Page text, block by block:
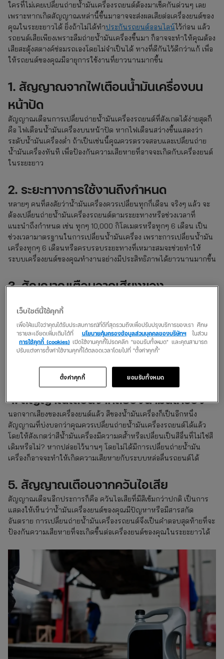
ใครที่ไม่เคยเปลี่ยนถ่ายน้ำมันเครื่องรถยนต์ต้องมาเช็คกันด่วนๆ เลย
เพราะหากเกิดสัญญาณเหล่านี้ขึ้นมาอาจจะส่งผลเสียต่อเครื่องยนต์ของ
คุณในระยะยาวได้ ยิ่งถ้าไม่ได้ทำประกันรถยนต์ออนไลน์ไว้ก่อน แล้ว
รถยนต์เสียเพียงเพราะลืมถ่ายน้ำมันเครื่องขึ้นมา ก็อาจจะทำให้คุณต้อง
เสียสะตุ้งสตางค์ซ่อมรถเองโดยไม่จำเป็นได้ ทางที่ดีกันไว้ดีกว่าแก้ เพื่อ
ให้รถยนต์ของคุณมีอายุการใช้งานที่ยาวนานมากขึ้น
1. สัญญาณจากไฟเตือนน้ำมันเครื่องบน
หน้าปัด
สัญญาณเตือนการเปลี่ยนถ่ายน้ำมันเครื่องรถยนต์ที่สังเกตได้ง่ายสุดก็
คือ ไฟเตือนน้ำมันเครื่องบนหน้าปัด หากไฟเตือนสว่างขึ้นแสดงว่า
ระดับน้ำมันเครื่องต่ำ ถ้าเป็นเช่นนี้คุณควรตรวจสอบและเปลี่ยนถ่าย
น้ำมันเครื่องทันที เพื่อป้องกันความเสียหายที่อาจจะเกิดกับเครื่องยนต์
ในระยะยาว
2. ระยะทางการใช้งานถึงกำหนด
หลายๆ คนที่สงสัยว่าน้ำมันเครื่องควรเปลี่ยนทุกกี่เดือน จริงๆ แล้ว จะ
ต้องเปลี่ยนถ่ายน้ำมันเครื่องรถยนต์ตามระยะทางหรือช่วงเวลาที่
แนะนำถึงกำหนด เช่น ทุกๆ 10,000 กิโลเมตรหรือทุกๆ 6 เดือน เป็น
ช่วงเวลามาตรฐานในการเปลี่ยนน้ำมันเครื่อง เพราะการเปลี่ยนน้ำมัน
เครื่องทุกๆ 6 เดือนหรือครบรอบระยะทางที่เหมาะสมจะช่วยทำให้
ระบบเครื่องยนต์ของคุณทำงานอย่างมีประสิทธิภาพได้ยาวนานมากขึ้น
3. สัญญาณเตือนจากเสียงของ
เครื่องยนต์
เสียงเครื่องยนต์ที่ผิดปกติอาจเป็นสัญญาณเตือนสำคัญ ที่แสดงว่า
รถยนต์ของคุณกำลังเกิดปัญหาบางอย่างเกี่ยวกับน้ำมันเครื่องหรือ
ระบบหล่อลื่น หากมีสัญญาณเหล่านี้ควรตรวจสอบทันทีและจัดการ
เปลี่ยนถ่ายน้ำมันเครื่องรถยนต์เพื่อป้องกันความเสียหายในระยะยาว
การเดินทางของคุณด้วยรถยนต์ปลอดภัยยิ่งขึ้น!
4. สัญญาณเตือนจากสีของน้ำมันเครื่อง
นอกจากเสียงของเครื่องยนต์แล้ว สีของน้ำมันเครื่องก็เป็นอีกหนึ่ง
สัญญาณที่บ่งบอกว่าคุณควรเปลี่ยนถ่ายน้ำมันเครื่องรถยนต์ได้แล้ว
โดยให้สังเกตว่าสีน้ำมันเครื่องมีความคล้ำหรือเปลี่ยนเป็นสีอื่นที่ไม่ใช่สี
เดิมหรือไม่? หากปล่อยไว้นานๆ โดยไม่ได้มีการเปลี่ยนถ่ายน้ำมัน
เครื่องก็อาจจะทำให้เกิดความเสียหายกับระบบหล่อลื่นรถยนต์ได้
5. สัญญาณเตือนจากควันไอเสีย
สัญญาณเตือนอีกประการก็คือ ควันไอเสียที่มีสีเข้มกว่าปกติ เป็นการ
แสดงให้เห็นว่าน้ำมันเครื่องยนต์ของคุณมีปัญหาหรือมีสารสกัด
อันตราย การเปลี่ยนถ่ายน้ำมันเครื่องรถยนต์จึงเป็นคำตอบสุดท้ายที่จะ
ป้องกันความเสียหายที่จะเกิดขึ้นต่อเครื่องยนต์ของคุณในระยะยาวได้
เว็บไซต์นี้ใช้คุกกี้
เพื่อให้แน่ใจว่าคุณได้รับประสบการณ์ที่ดีที่สุดรวมถึงเพื่อปรับปรุงบริการของเรา ศึกษ
ารายละเอียดเพิ่มเติมได้ที่
นโยบายคุ้มครองข้อมูลส่วนบุคคลของบริษัทฯในส่วน
การใช้คุกกี้ (cookies) เปิดใช้งานคุกกี้โปรดคลิก "ยอมรับทั้งหมด" และคุณสามารถ
ปรับแต่งการตั้งค่าใช้งานคุกกี้ได้ตลอดเวลาโดยไปที่ "ตั้งค่าคุกกี้"
ยอมรับทั้งหมด
ตั้งค่าคุกกี้